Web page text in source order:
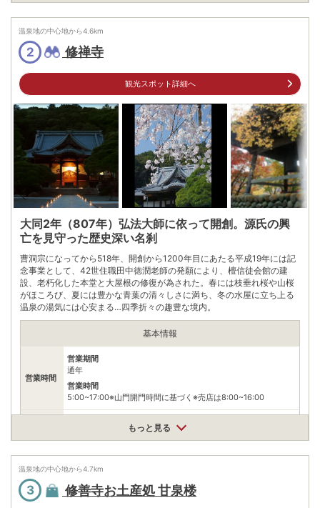
伊豆箱根鉄道駿豆線｢修善寺駅｣よりバス約8分伊豆箱根バス･東
駐車場
電話番号
※問い合わせ先：伊豆市観光協会修善寺支部
※ 掲載情報は変更になる場合があります。最新の内容はご利用前にご自身でお
問合せください。
※ 料金情報は税込・税抜表記が混ざっております。正しい金額はご利用前にご
自身でお問合せください。
温泉地の中心地から4.6km
2 修禅寺
観光スポット詳細へ
大同2年（807年）弘法大師に依って開創。源氏の興
亡を見守った歴史深い名刹
曹洞宗になってから518年、開創から1200年目にあたる平成19年には記
念事業として、42世住職田中徳潤老師の発願により、檀信徒会館の建
設、老朽化した本堂と大屋根の修復が為された。春には枝垂れ桜や山桜
がほころび、夏には豊かな青葉の清々しさに満ち、冬の水屋に立ち上る
温泉の湯気には心安まる…四季折々の趣豊な境内。
基本情報
営業時間
営業期間
通年
営業時間
5:00~17:00※山門開門時間に基づく※売店は8:00~16:00
アクセス
静岡県伊豆市修善寺福地山
長泉沼津ICｰから約30分修善寺ICから約5分
もっと見る
温泉地の中心地から4.7km
3 修善寺お土産処 甘泉楼